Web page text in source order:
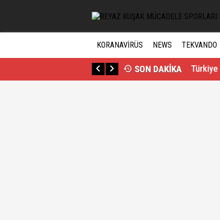
KORANAVİRÜS NEWS TEKVANDO
SON DAKİKA
Musa
Mete
Buse